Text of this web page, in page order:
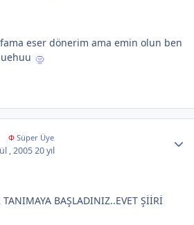
eser dönerim ama emin olun ben
ΦSüper Üye
, 200520 yıl
BAŞLADINIZ..EVET ŞİİRİ